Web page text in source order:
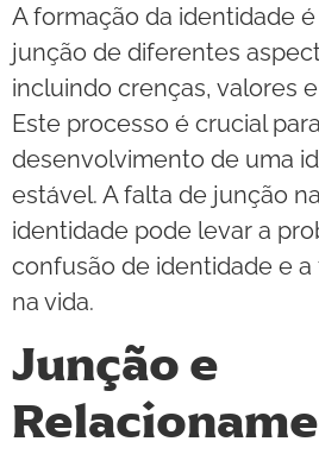
A formação da identidade
junção de diferentes
incluindo crenças, valores
Este processo é crucial
desenvolvimento de uma
estável. A falta de junção
identidade pode levar a
confusão de identidade e
na vida.
Junção e